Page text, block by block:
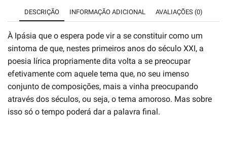
Augusto
quantidade
DESCRIÇÃO INFORMAÇÃO ADICIONAL AVALIAÇÕES (0)
À Ipásia que o espera pode vir a se constituir como um
sintoma de que, nestes primeiros anos do século XXI, a
poesia lírica propriamente dita volta a se preocupar
efetivamente com aquele tema que, no seu imenso
conjunto de composições, mais a vinha preocupando
através dos séculos, ou seja, o tema amoroso. Mas sobre
isso só o tempo poderá dar a palavra final.